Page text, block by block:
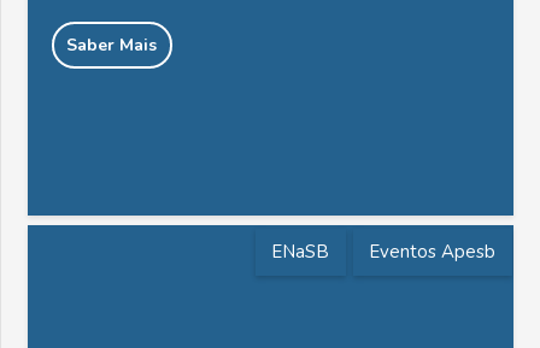
Saber Mais
ENaSB Eventos Apesb